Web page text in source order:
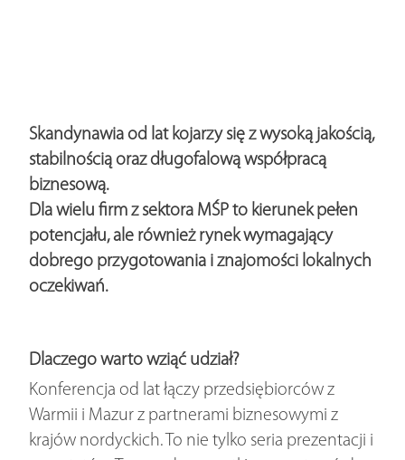
Skandynawia od lat kojarzy się z wysoką jakością,
stabilnością oraz długofalową współpracą
biznesową.
Dla wielu firm z sektora MŚP to kierunek pełen
potencjału, ale również rynek wymagający
dobrego przygotowania i znajomości lokalnych
oczekiwań.
Dlaczego warto wziąć udział?
Konferencja od lat łączy przedsiębiorców z
Warmii i Mazur z partnerami biznesowymi z
krajów nordyckich. To nie tylko seria prezentacji i